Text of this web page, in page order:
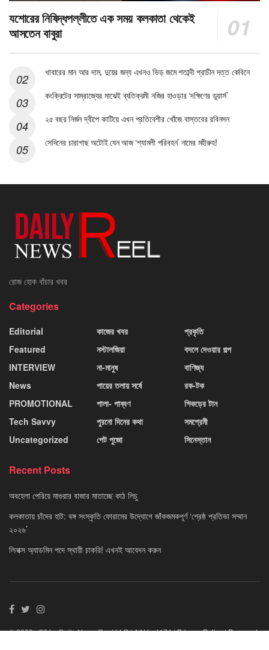
যশোরের নিষিদ্ধপল্লীতে এক সময় কলকাতা থেকেই
আসতেন বাবুরা
খাবারের মান আর দাম, দুয়ের জন্য এখনও ভিড় জমে শতাব্দী প্রাচীন দত্ত কেবিনে
কংক্রিটের সাম্রাজ্যের মাঝেই ব্যতিক্রমী নজির হাওড়ার ‘দক্ষিণের ডুয়ার্স’
২৫ বছর নির্জন দ্বীপে কাটিয়ে এখন প্রতিবেশীর খোঁজে বাস্তবের রবিনসন
সেদিনের চারাগাছ অটোই যেন আজ ‘শ্যামলী পরিবহন’ নামের মহীরুহ!
রোজ হোক বাঁচার খবর
Categories
Editorial
Featured
INTERVIEW
News
PROMOTIONAL
Tech Savvy
Uncategorized
কাজের খবর
নস্টালজিয়া
না-মানুষ
পায়ের তলায় সর্ষে
পালা- পাব্বণ
পুরনো দিনের কথা
পেট পুজো
প্রকৃতি
বদলে দেওয়ার গল্প
বাণিজ্য
রক-টক
শিকড়ের টান
সমপ্রেমী
সিনেস্তান
Recent Posts
অবহেলা পেরিয়ে মাগুরার বাজার মাতাচ্ছে কাঠ লিচু
কলকাতায় চাঁদের হাট: বঙ্গ সংস্কৃতি ফোরামের উদ্যোগে জাঁকজমকপূর্ণ ‘শ্রেষ্ঠ প্রতিভা সম্মান
২০২৬’
লিনাক্স অ্যাডমিন পদে স্থায়ী চাকরি! এখনই আবেদন করুন
© 2020 - 22 by Daily News Reel LLP | AAU - 4174 |Privacy Policy|Powered